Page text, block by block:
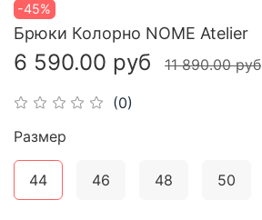
-45%
(0)
Брюки Колорно NOME Atelier
6 590.00 руб 11 890.00 руб
Размер
44 46 48 50